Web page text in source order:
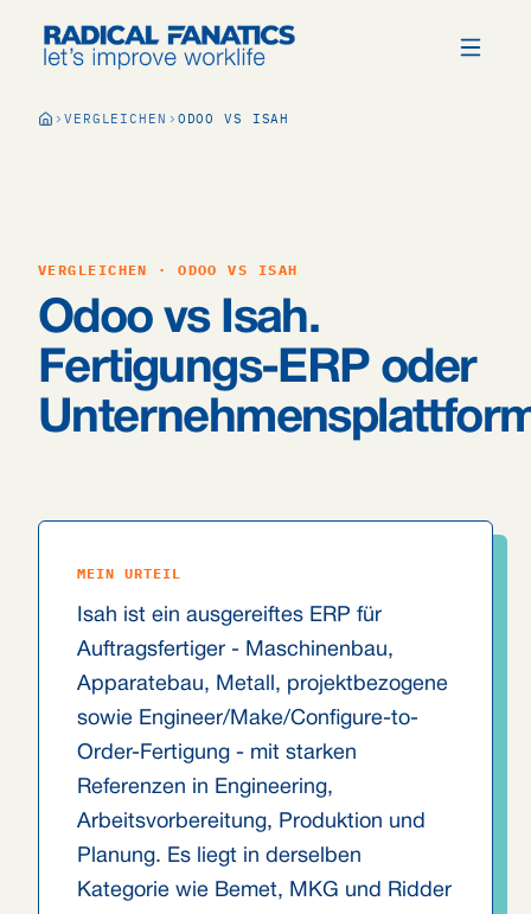
VERGLEICHEN ODOO VS ISAH
VERGLEICHEN · ODOO VS ISAH
Odoo vs Isah.
Fertigungs-ERP oder
MEIN URTEIL
Isah ist ein ausgereiftes ERP für
Auftragsfertiger - Maschinenbau,
Apparatebau, Metall, projektbezogene
sowie Engineer/Make/Configure-to-
Order-Fertigung - mit starken
Referenzen in Engineering,
Arbeitsvorbereitung, Produktion und
Planung. Es liegt in derselben
Kategorie wie Bemet, MKG und Ridder